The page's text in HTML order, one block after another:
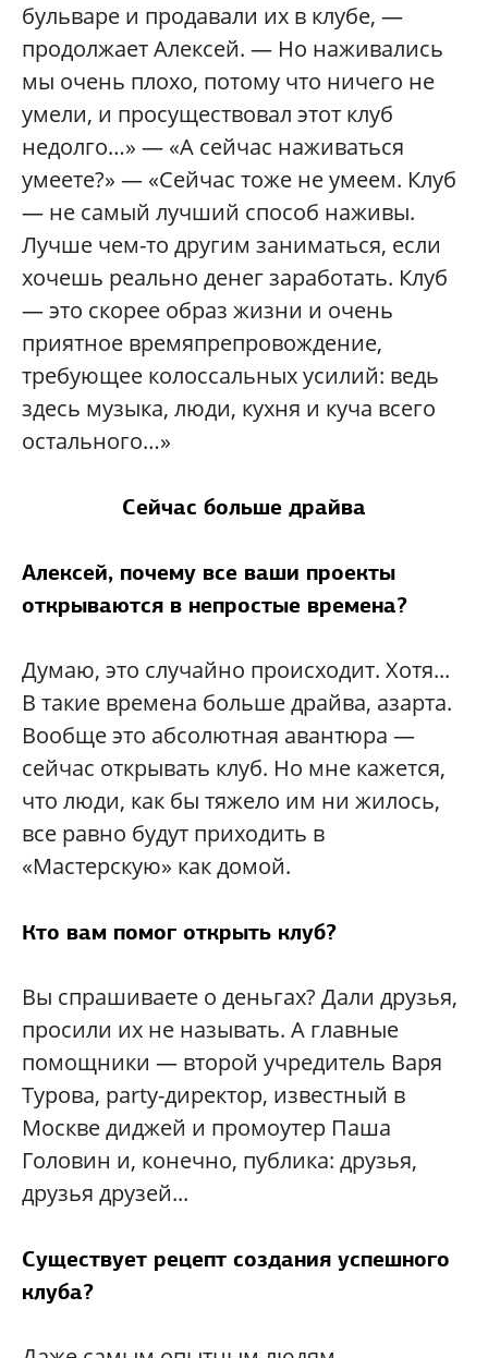
бульваре и продавали их в клубе, —
продолжает Алексей. — Но наживались
мы очень плохо, потому что ничего не
умели, и просуществовал этот клуб
недолго…» — «А сейчас наживаться
умеете?» — «Сейчас тоже не умеем. Клуб
— не самый лучший способ наживы.
Лучше чем-то другим заниматься, если
хочешь реально денег заработать. Клуб
— это скорее образ жизни и очень
приятное времяпрепровождение,
требующее колоссальных усилий: ведь
здесь музыка, люди, кухня и куча всего
остального…»
Сейчас больше драйва
Алексей, почему все ваши проекты
открываются в непростые времена?
Думаю, это случайно происходит. Хотя...
В такие времена больше драйва, азарта.
Вообще это абсолютная авантюра —
сейчас открывать клуб. Но мне кажется,
что люди, как бы тяжело им ни жилось,
все равно будут приходить в
«Мастерскую» как домой.
Кто вам помог открыть клуб?
Вы спрашиваете о деньгах? Дали друзья,
просили их не называть. А главные
помощники — второй учредитель Варя
Турова, party-директор, известный в
Москве диджей и промоутер Паша
Головин и, конечно, публика: друзья,
друзья друзей...
Существует рецепт создания успешного
клуба?